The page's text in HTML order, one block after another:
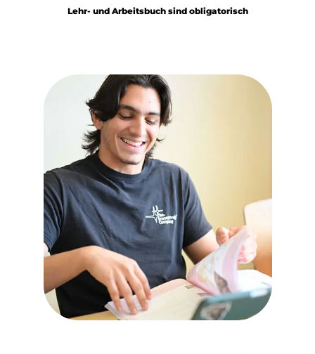
Lehr- und Arbeitsbuch sind obligatorisch